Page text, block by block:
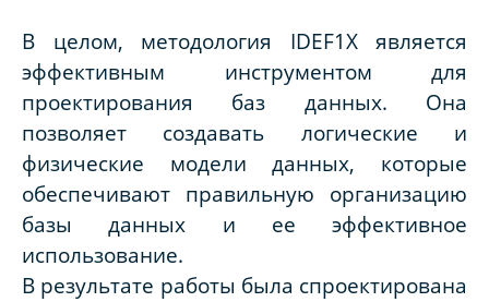
В целом, методология IDEF1X является
эффективным инструментом для
проектирования баз данных. Она
позволяет создавать логические и
физические модели данных, которые
обеспечивают правильную организацию
базы данных и ее эффективное
использование.
В результате работы была спроектирована